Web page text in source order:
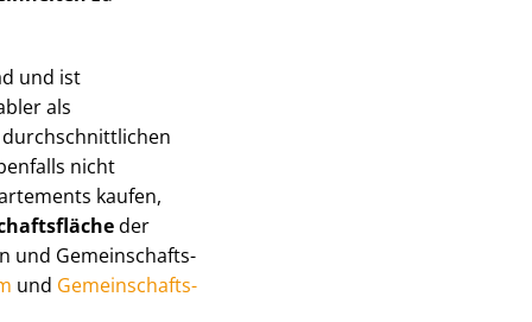
und ist
als
nicht
kaufen,
der
und Ge­mein­schafts­
und Ge­mein­schafts­